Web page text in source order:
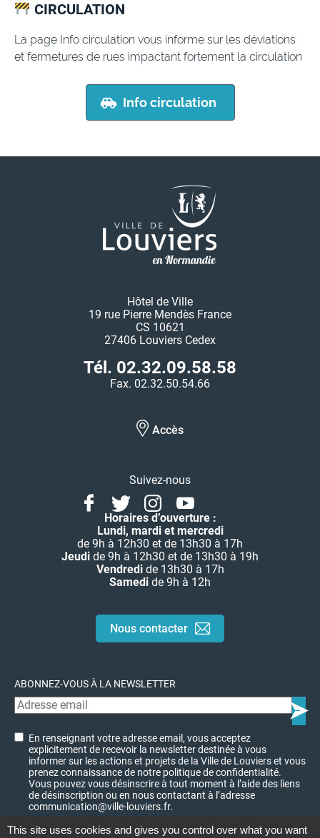
CIRCULATION
La page Info circulation vous informe sur les déviations
et fermetures de rues impactant fortement la circulation
Info circulation
Hôtel de Ville
19 rue Pierre Mendès France
CS 10621
27406 Louviers Cedex
Tél. 02.32.09.58.58
Fax. 02.32.50.54.66
Accès
Suivez-nous
FacebookTwitterInstagramYoutube
Horaires d’ouverture :
Lundi, mardi et mercredi
de 9h à 12h30 et de 13h30 à 17h
Jeudi de 9h à 12h30 et de 13h30 à 19h
Vendredide 13h30 à 17h
Samedi de 9h à 12h
Nous contacter
ABONNEZ-VOUS À LA NEWSLETTER
En renseignant votre adresse email, vous acceptez
explicitement de recevoir la newsletter destinée à vous
informer sur les actions et projets de la Ville de Louviers et vous
prenez connaissance de notre politique de confidentialité.
Vous pouvez vous désinscrire à tout moment à l’aide des liens
de désinscription ou en nous contactant à l’adresse
communication@ville-louviers.fr.
This site uses cookies and gives you control over what you want